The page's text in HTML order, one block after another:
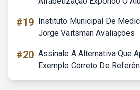
#19 Instituto Municipal De
Jorge Vaitsman Avaliações
#20 Assinale A Alternativa Que
Exemplo Correto De